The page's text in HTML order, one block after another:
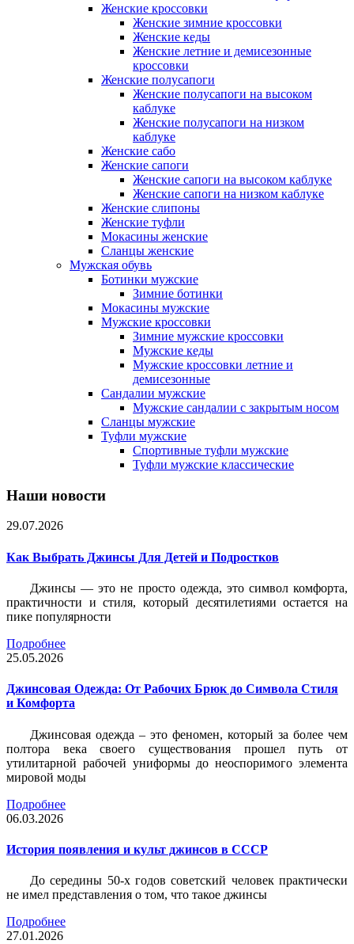
Женские кроссовки
Женские зимние кроссовки
Женские кеды
Женские летние и демисезонные
кроссовки
Женские полусапоги
Женские полусапоги на высоком
каблуке
Женские полусапоги на низком
каблуке
Женские сабо
Женские сапоги
Женские сапоги на высоком каблуке
Женские сапоги на низком каблуке
Женские слипоны
Женские туфли
Мокасины женские
Сланцы женские
Мужская обувь
Ботинки мужские
Зимние ботинки
Мокасины мужские
Мужские кроссовки
Зимние мужские кроссовки
Мужские кеды
Мужские кроссовки летние и
демисезонные
Сандалии мужские
Мужские сандалии с закрытым носом
Сланцы мужские
Туфли мужские
Спортивные туфли мужские
Туфли мужские классические
Наши новости
29.07.2026
Как Выбрать Джинсы Для Детей и Подростков
Джинсы — это не просто одежда, это символ комфорта,
практичности и стиля, который десятилетиями остается на
пике популярности
Подробнее
25.05.2026
Джинсовая Одежда: От Рабочих Брюк до Символа Стиля
и Комфорта
Джинсовая одежда – это феномен, который за более чем
полтора века своего существования прошел путь от
утилитарной рабочей униформы до неоспоримого элемента
мировой моды
Подробнее
06.03.2026
История появления и культ джинсов в СССР
До середины 50-х годов советский человек практически
не имел представления о том, что такое джинсы
Подробнее
27.01.2026